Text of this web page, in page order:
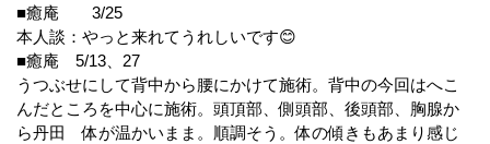
■癒庵 3/25
本人談：やっと来れてうれしいです😊
■癒庵 5/13、27
うつぶせにして背中から腰にかけて施術。背中の今回はへこ
んだところを中心に施術。頭頂部、側頭部、後頭部、胸腺か
ら丹田 体が温かいまま。順調そう。体の傾きもあまり感じ